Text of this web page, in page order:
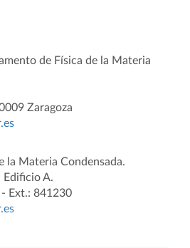
de Física de la Materia
Zaragoza
la Materia Condensada.
Edificio A.
Ext.: 841230